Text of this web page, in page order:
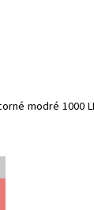
modré 1000